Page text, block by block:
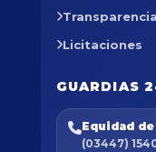
Transparencia
Licitaciones
GUARDIAS
Equidad
(03447)